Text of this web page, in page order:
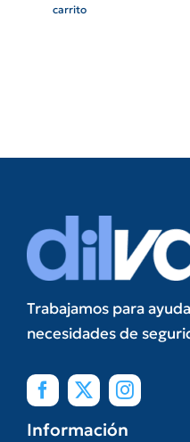
carrito
Trabajamos para
necesidades de
Información